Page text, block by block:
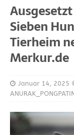
Sieben
Tierheim
Merkur.de
Januar 14, 2025